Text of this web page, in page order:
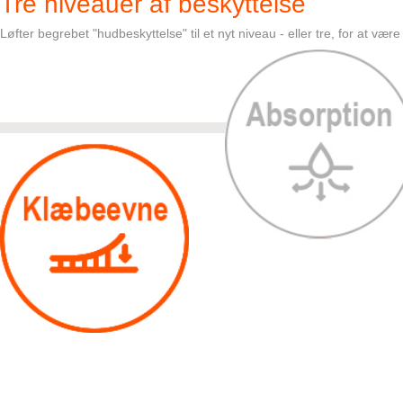
Løfter begrebet "hudbeskyttelse" til et nyt niveau - eller tre, for at være